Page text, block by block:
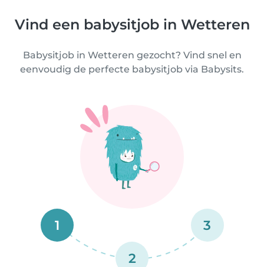
Vind een babysitjob in Wetteren
Babysitjob in Wetteren gezocht? Vind snel en
eenvoudig de perfecte babysitjob via Babysits.
1
2
3